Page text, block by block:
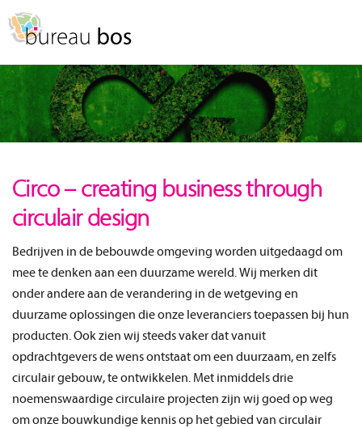
Spring
naar
hoofdnavigatie
Door
naar
hoofd
inhoud
Circo – creating business through
circulair design
Bedrijven in de bebouwde omgeving worden uitgedaagd om
mee te denken aan een duurzame wereld. Wij merken dit
onder andere aan de verandering in de wetgeving en
duurzame oplossingen die onze leveranciers toepassen bij hun
producten. Ook zien wij steeds vaker dat vanuit
opdrachtgevers de wens ontstaat om een duurzaam, en zelfs
circulair gebouw, te ontwikkelen. Met inmiddels drie
noemenswaardige circulaire projecten zijn wij goed op weg
om onze bouwkundige kennis op het gebied van circulair